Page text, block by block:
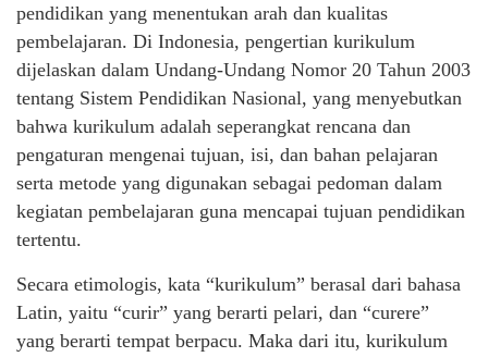
pendidikan yang menentukan arah dan kualitas
pembelajaran. Di Indonesia, pengertian kurikulum
dijelaskan dalam Undang-Undang Nomor 20 Tahun 2003
tentang Sistem Pendidikan Nasional, yang menyebutkan
bahwa kurikulum adalah seperangkat rencana dan
pengaturan mengenai tujuan, isi, dan bahan pelajaran
serta metode yang digunakan sebagai pedoman dalam
kegiatan pembelajaran guna mencapai tujuan pendidikan
tertentu.
Secara etimologis, kata “kurikulum” berasal dari bahasa
Latin, yaitu “curir” yang berarti pelari, dan “curere”
yang berarti tempat berpacu. Maka dari itu, kurikulum